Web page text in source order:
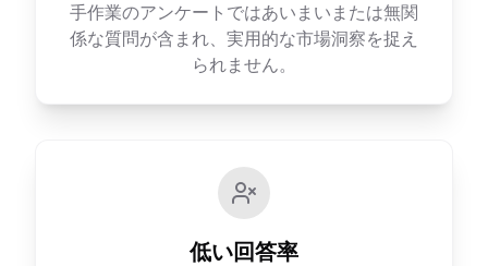
手作業のアンケートではあいまいまたは無関
係な質問が含まれ、実用的な市場洞察を捉え
られません。
低い回答率